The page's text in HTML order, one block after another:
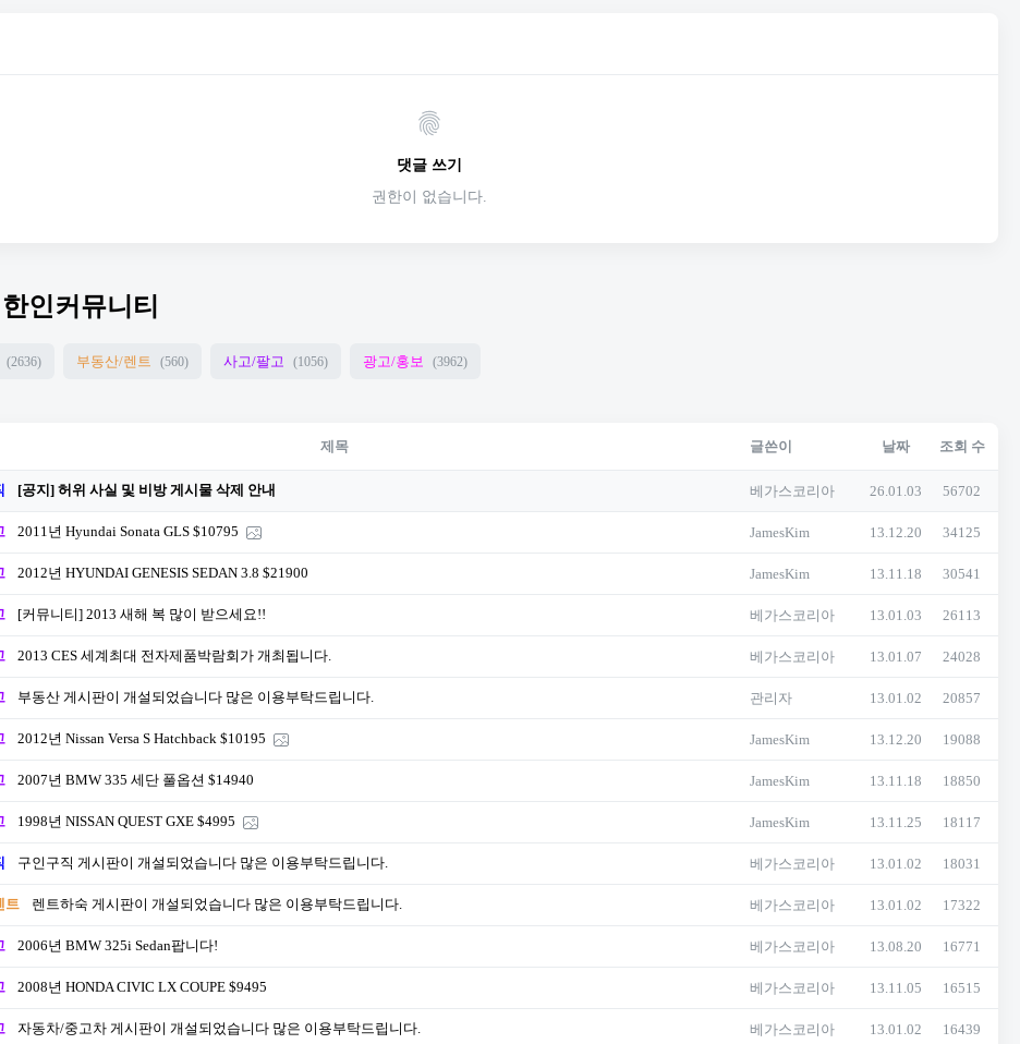
댓글 쓰기
권한이 없습니다.
인커뮤니티
(2636) 부동산/렌트 (560) 사고/팔고 (1056) 광고/홍보 (3962)
제목 글쓴이 날짜 조회 수
[공지] 허위 사실 및 비방 게시물 삭제 안내 베가스코리아 26.01.03 56702
2011년 Hyundai Sonata GLS $10795 JamesKim 13.12.20 34125
2012년 HYUNDAI GENESIS SEDAN 3.8 $21900 JamesKim 13.11.18 30541
[커뮤니티] 2013 새해 복 많이 받으세요!! 베가스코리아 13.01.03 26113
2013 CES 세계최대 전자제품박람회가 개최됩니다. 베가스코리아 13.01.07 24028
부동산 게시판이 개설되었습니다 많은 이용부탁드립니다. 관리자 13.01.02 20857
2012년 Nissan Versa S Hatchback $10195 JamesKim 13.12.20 19088
2007년 BMW 335 세단 풀옵션 $14940 JamesKim 13.11.18 18850
1998년 NISSAN QUEST GXE $4995 JamesKim 13.11.25 18117
구인구직 게시판이 개설되었습니다 많은 이용부탁드립니다. 베가스코리아 13.01.02 18031
트 렌트하숙 게시판이 개설되었습니다 많은 이용부탁드립니다. 베가스코리아 13.01.02 17322
2006년 BMW 325i Sedan팝니다! 베가스코리아 13.08.20 16771
2008년 HONDA CIVIC LX COUPE $9495 베가스코리아 13.11.05 16515
자동차/중고차 게시판이 개설되었습니다 많은 이용부탁드립니다. 베가스코리아 13.01.02 16439